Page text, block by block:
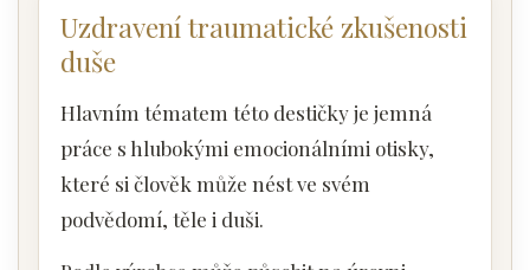
Uzdravení traumatické zkušenosti
duše
Hlavním tématem této destičky je jemná
práce s hlubokými emocionálními otisky,
které si člověk může nést ve svém
podvědomí, těle i duši.